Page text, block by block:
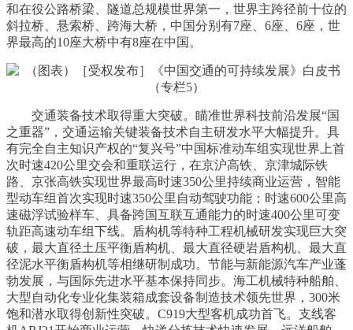
和在役公路桥梁、隧道总规模世界第一，世界主跨径前十位的
斜拉桥、悬索桥、跨海大桥，中国分别有7座、6座、6座，世
界最高的10座大桥中有8座在中国。
交通装备技术取得重大突破。瞄准世界科技前沿发展“国
之重器”，交通运输关键装备技术自主研发水平大幅提升。具
有完全自主知识产权的“复兴号”中国标准动车组实现世界上首
次时速420公里交会和重联运行，在京沪高铁、京津城际铁
路、京张高铁实现世界最高时速350公里持续商业运营，智能
型动车组首次实现时速350公里自动驾驶功能；时速600公里高
速磁浮试验样车、具备跨国互联互通能力的时速400公里可变
轨距高速动车组下线。盾构机等特种工程机械研发实现巨大突
破，最大直径土压平衡盾构机、最大直径硬岩盾构机、最大直
径泥水平衡盾构机等相继研制成功。节能与新能源汽车产业蓬
勃发展，与国际先进水平基本保持同步。海工机械特种船舶、
大型自动化专业化集装箱成套设备制造技术领先世界，300米
饱和潜水取得创新性突破。C919大型客机成功首飞。支线客